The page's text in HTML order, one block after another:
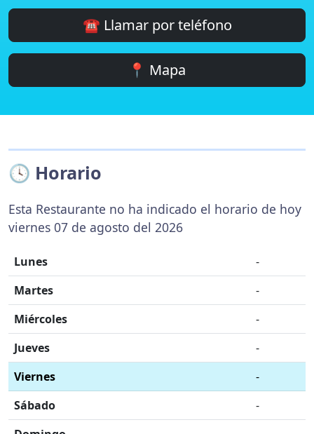
☎️ Llamar por teléfono
📍 Mapa
🕓 Horario
Esta Restaurante no ha indicado el horario de hoy
viernes 07 de agosto del 2026
Lunes
-
Martes
-
Miércoles
-
Jueves
-
Viernes
-
Sábado
-